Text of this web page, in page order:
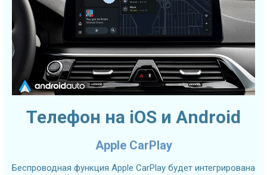
Телефон на iOS и Android
Apple CarPlay
Беспроводная функция Apple CarPlay будет интегрирована